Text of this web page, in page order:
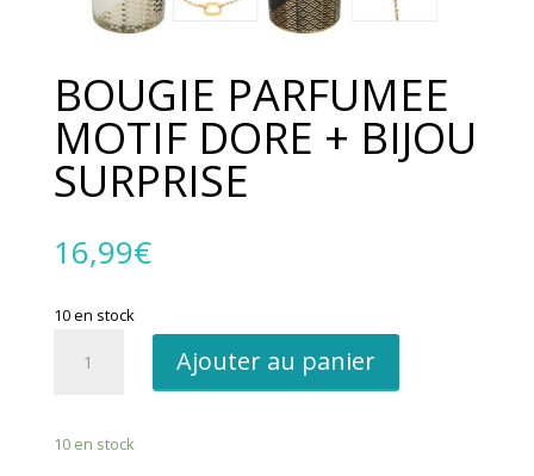
BOUGIE PARFUMEE
MOTIF DORE + BIJOU
SURPRISE
16,99€
10 en stock
MOTIF
Ajouter au panier
10 en stock